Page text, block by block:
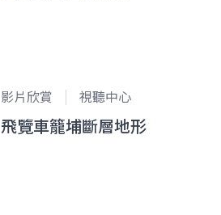
影片欣賞
飛覽車籠埔斷層地形
視聽中心